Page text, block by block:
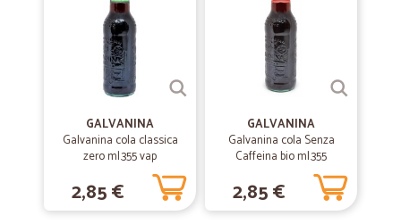
GALVANINA
Galvanina cola classica
zero ml.355 vap
2,85 €
GALVANINA
Galvanina cola Senza
Caffeina bio ml.355
2,85 €